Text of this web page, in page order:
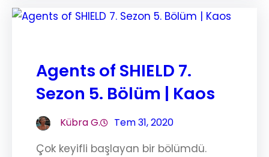
Agents of SHIELD 7.
Sezon 5. Bölüm | Kaos
Kübra G. Tem 31, 2020
Çok keyifli başlayan bir bölümdü.